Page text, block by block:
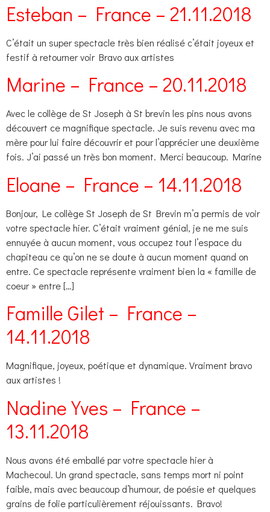
Esteban – France – 21.11.2018
C’était un super spectacle très bien réalisé c’était joyeux et
festif à retourner voir Bravo aux artistes
Marine – France – 20.11.2018
Avec le collège de St Joseph à St brevin les pins nous avons
découvert ce magnifique spectacle. Je suis revenu avec ma
mère pour lui faire découvrir et pour l’apprécier une deuxième
fois. J’ai passé un très bon moment. Merci beaucoup. Marine
Eloane – France – 14.11.2018
Bonjour, Le collège St Joseph de St Brevin m’a permis de voir
votre spectacle hier. C’était vraiment génial, je ne me suis
ennuyée à aucun moment, vous occupez tout l’espace du
chapiteau ce qu’on ne se doute à aucun moment quand on
entre. Ce spectacle représente vraiment bien la « famille de
coeur » entre […]
Famille Gilet – France –
14.11.2018
Magnifique, joyeux, poétique et dynamique. Vraiment bravo
aux artistes !
Nadine Yves – France –
13.11.2018
Nous avons été emballé par votre spectacle hier à
Machecoul. Un grand spectacle, sans temps mort ni point
faible, mais avec beaucoup d’humour, de poésie et quelques
grains de folie particulièrement réjouissants. Bravo!